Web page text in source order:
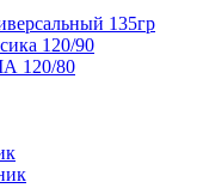
135гр
120/90
120/80